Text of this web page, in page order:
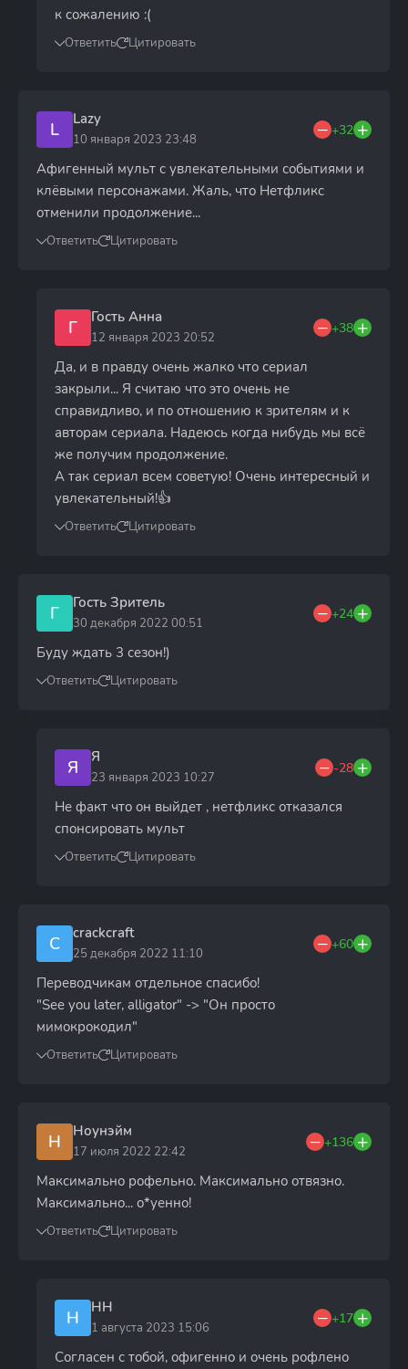
к сожалению :(
Ответить Цитировать
L Lazy
10 января 2023 23:48
+32
Афигенный мульт с увлекательными событиями и
клёвыми персонажами. Жаль, что Нетфликс
отменили продолжение...
Ответить Цитировать
Г Гость Анна
12 января 2023 20:52
+38
Да, и в правду очень жалко что сериал
закрыли... Я считаю что это очень не
справидливо, и по отношению к зрителям и к
авторам сериала. Надеюсь когда нибудь мы всё
же получим продолжение.
А так сериал всем советую! Очень интересный и
увлекательный!👍
Ответить Цитировать
Г Гость Зритель
30 декабря 2022 00:51
+24
Буду ждать 3 сезон!)
Ответить Цитировать
Я Я
23 января 2023 10:27
-28
Не факт что он выйдет , нетфликс отказался
спонсировать мульт
Ответить Цитировать
C crackcraft
25 декабря 2022 11:10
+60
Переводчикам отдельное спасибо!
"See you later, alligator" -> "Он просто
мимокрокодил"
Ответить Цитировать
Н Ноунэйм
17 июля 2022 22:42
+136
Максимально рофельно. Максимально отвязно.
Максимально... о*уенно!
Ответить Цитировать
Н НН
1 августа 2023 15:06
+17
Согласен с тобой, офигенно и очень рофлено